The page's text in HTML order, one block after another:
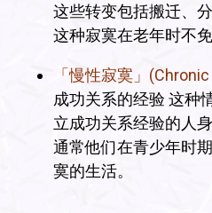
这些转变包括搬迁、
这种寂寞在老年时不免
「慢性寂寞」
成功关系的经验 这种
立成功关系经验的人
通常他们在青少年时
寞的生活。